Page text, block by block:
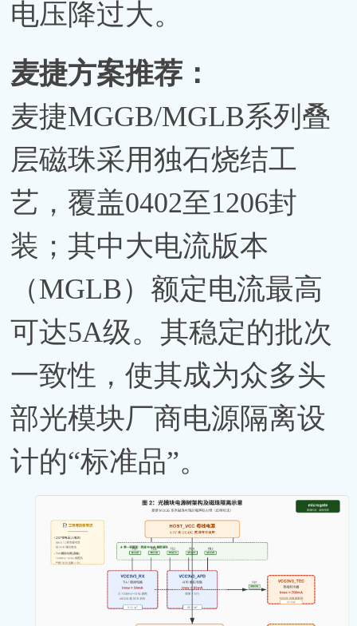
电压降过大。
麦捷方案推荐：
麦捷MGGB/MGLB系列叠
层磁珠采用独石烧结工
艺，覆盖0402至1206封
装；其中大电流版本
（MGLB）额定电流最高
可达5A级。其稳定的批次
一致性，使其成为众多头
部光模块厂商电源隔离设
计的“标准品”。